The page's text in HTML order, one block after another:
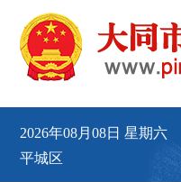
2026年08月08日 星期六
平城区